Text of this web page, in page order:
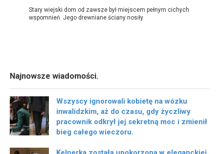
Stary wiejski dom od zawsze był miejscem pełnym cichych
wspomnień. Jego drewniane ściany nosiły
Najnowsze wiadomości.
Wszyscy ignorowali kobietę na wózku
inwalidzkim, aż do czasu, gdy życzliwy
pracownik odkrył jej sekretną moc i zmienił
bieg całego wieczoru.